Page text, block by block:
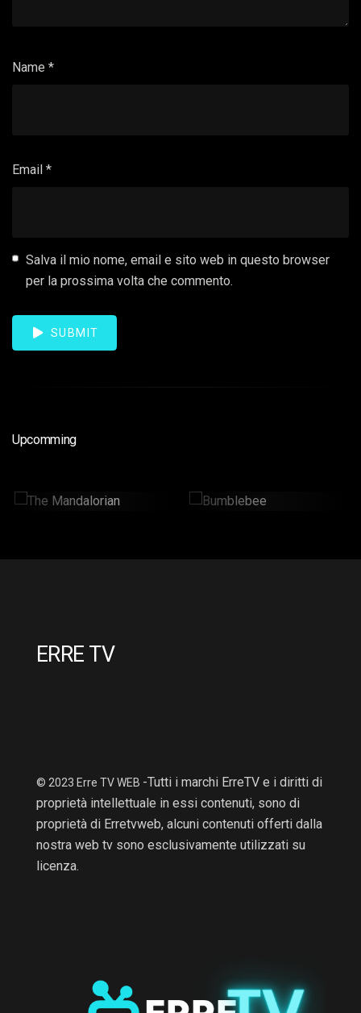
Name *
Email *
Salva il mio nome, email e sito web in questo browser
per la prossima volta che commento.
SUBMIT
Upcomming
The Mandalorian Bumblebee
ERRE TV
© 2023 Erre TV WEB -Tutti i marchi ErreTV e i diritti di
proprietà intellettuale in essi contenuti, sono di
proprietà di Erretvweb, alcuni contenuti offerti dalla
nostra web tv sono esclusivamente utilizzati su
licenza.